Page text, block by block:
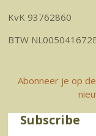
KvK 93762860
BTW
Abonneer je op
Subscribe